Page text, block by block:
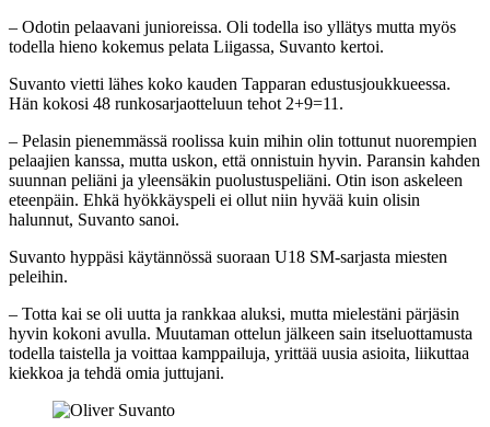
– Odotin pelaavani junioreissa. Oli todella iso yllätys mutta myös
todella hieno kokemus pelata Liigassa, Suvanto kertoi.
Suvanto vietti lähes koko kauden Tapparan edustusjoukkueessa.
Hän kokosi 48 runkosarjaotteluun tehot 2+9=11.
– Pelasin pienemmässä roolissa kuin mihin olin tottunut nuorempien
pelaajien kanssa, mutta uskon, että onnistuin hyvin. Paransin kahden
suunnan peliäni ja yleensäkin puolustuspeliäni. Otin ison askeleen
eteenpäin. Ehkä hyökkäyspeli ei ollut niin hyvää kuin olisin
halunnut, Suvanto sanoi.
Suvanto hyppäsi käytännössä suoraan U18 SM-sarjasta miesten
peleihin.
– Totta kai se oli uutta ja rankkaa aluksi, mutta mielestäni pärjäsin
hyvin kokoni avulla. Muutaman ottelun jälkeen sain itseluottamusta
todella taistella ja voittaa kamppailuja, yrittää uusia asioita, liikuttaa
kiekkoa ja tehdä omia juttujani.